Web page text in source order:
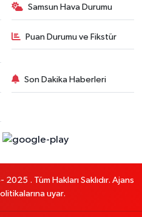
Samsun Hava Durumu
Puan Durumu ve Fikstür
Son Dakika Haberleri
. Tüm Hakları Saklıdır. Ajans
uyar.